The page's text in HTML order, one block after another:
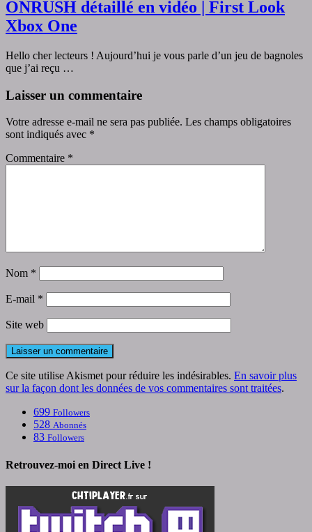
ONRUSH détaillé en vidéo | First Look
Xbox One
Hello cher lecteurs ! Aujourd’hui je vous parle d’un jeu de bagnoles
que j’ai reçu …
Laisser un commentaire
Votre adresse e-mail ne sera pas publiée. Les champs obligatoires
sont indiqués avec *
Commentaire *
Nom *
E-mail *
Site web
Ce site utilise Akismet pour réduire les indésirables. En savoir plus
sur la façon dont les données de vos commentaires sont traitées.
699 Followers
528 Abonnés
83 Followers
Retrouvez-moi en Direct Live !